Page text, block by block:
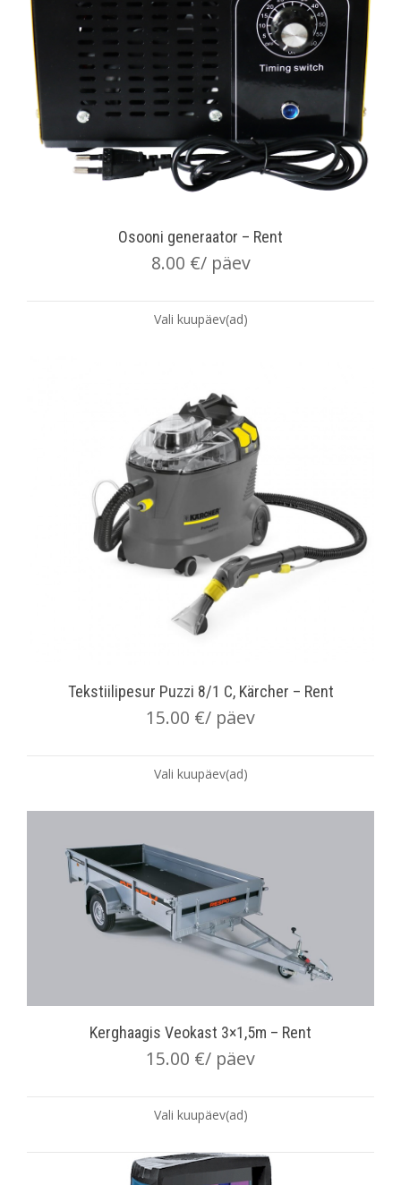
Osooni generaator – Rent
8.00 €/ päev
Vali kuupäev(ad)
Tekstiilipesur Puzzi 8/1 C, Kärcher – Rent
15.00 €/ päev
Vali kuupäev(ad)
Kerghaagis Veokast 3×1,5m – Rent
15.00 €/ päev
Vali kuupäev(ad)